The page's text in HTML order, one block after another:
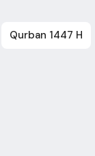
Qurban 1447 H